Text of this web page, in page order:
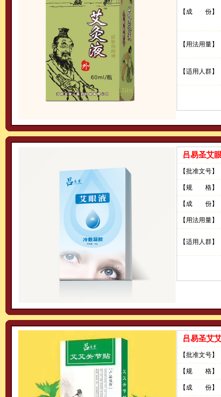
【成 份】
【用法用量】
【适用人群】
吕易圣艾
【批准文号】
【规 格】
【成 份】
【用法用量】
【适用人群】
吕易圣艾
【批准文号】
【规 格】
【成 份】